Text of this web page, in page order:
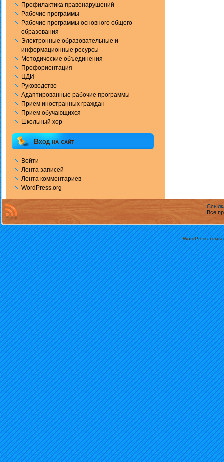
Профилактика правонарушений
Рабочие программы
Рабочие программы основного общего
образования
Электронные образовательные и
информационные ресурсы
Методические объединения
Профориентация
ЦДИ
Руководство
Адаптированные рабочие программы
Прием иностранных граждан
Прием обучающихся
Школьный хор
Вход на сайт
Войти
Лента записей
Лента комментариев
WordPress.org
Все
WordPress темы